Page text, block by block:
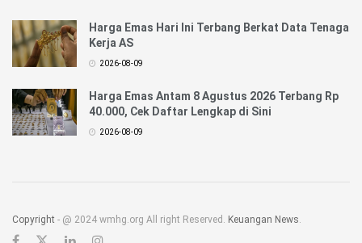
Harga Emas Hari Ini Terbang Berkat Data Tenaga
Kerja AS
2026-08-09
Harga Emas Antam 8 Agustus 2026 Terbang Rp
40.000, Cek Daftar Lengkap di Sini
2026-08-09
Copyright - @ 2024 wmhg.org All right Reserved. Keuangan News.